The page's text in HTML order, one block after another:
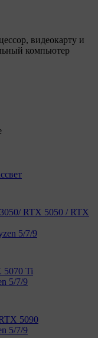
видеокарту и
компьютер
RTX 5050 / RTX
5/7/9
Ti
5/7/9
5090
5/7/9